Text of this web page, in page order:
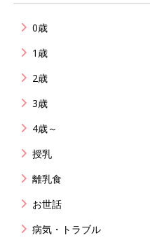
0歳
1歳
2歳
3歳
4歳～
授乳
離乳食
お世話
病気・トラブル